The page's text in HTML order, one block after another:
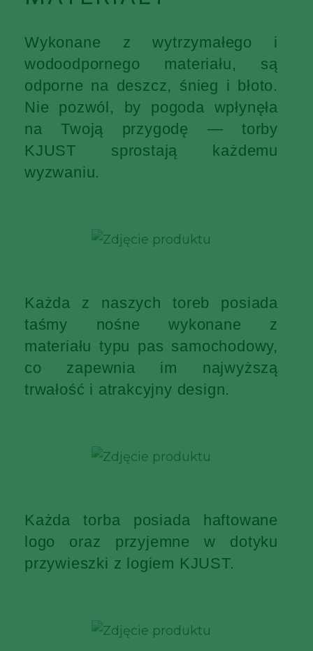
Wykonane z wytrzymałego i
wodoodpornego materiału, są
odporne na deszcz, śnieg i błoto.
Nie pozwól, by pogoda wpłynęła
na Twoją przygodę — torby
KJUST sprostają każdemu
wyzwaniu.
Każda z naszych toreb posiada
taśmy nośne wykonane z
materiału typu pas samochodowy,
co zapewnia im najwyższą
trwałość i atrakcyjny design.
Każda torba posiada haftowane
logo oraz przyjemne w dotyku
przywieszki z logiem KJUST.